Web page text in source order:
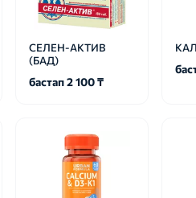
СЕЛЕН-АКТИВ
(БАД)
бастап 2 100 ₸